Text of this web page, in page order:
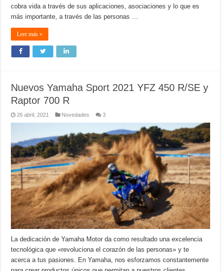
cobra vida a través de sus aplicaciones, asociaciones y lo que es
más importante, a través de las personas …
Leer más »
Nuevos Yamaha Sport 2021 YFZ 450 R/SE y
Raptor 700 R
26 abril, 2021 Novedades 3
La dedicación de Yamaha Motor da como resultado una excelencia
tecnológica que «revoluciona el corazón de las personas» y te
acerca a tus pasiones. En Yamaha, nos esforzamos constantemente